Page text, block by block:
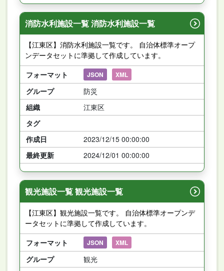
消防水利施設一覧 消防水利施設一覧
【江東区】消防水利施設一覧です。 自治体標準オープ
ンデータセットに準拠して作成しています。
フォーマット
JSON XML
グループ
防災
組織
江東区
タグ
作成日
2023/12/15 00:00:00
最終更新
2024/12/01 00:00:00
観光施設一覧 観光施設一覧
【江東区】観光施設一覧です。 自治体標準オープンデ
ータセットに準拠して作成しています。
フォーマット
JSON XML
グループ
観光